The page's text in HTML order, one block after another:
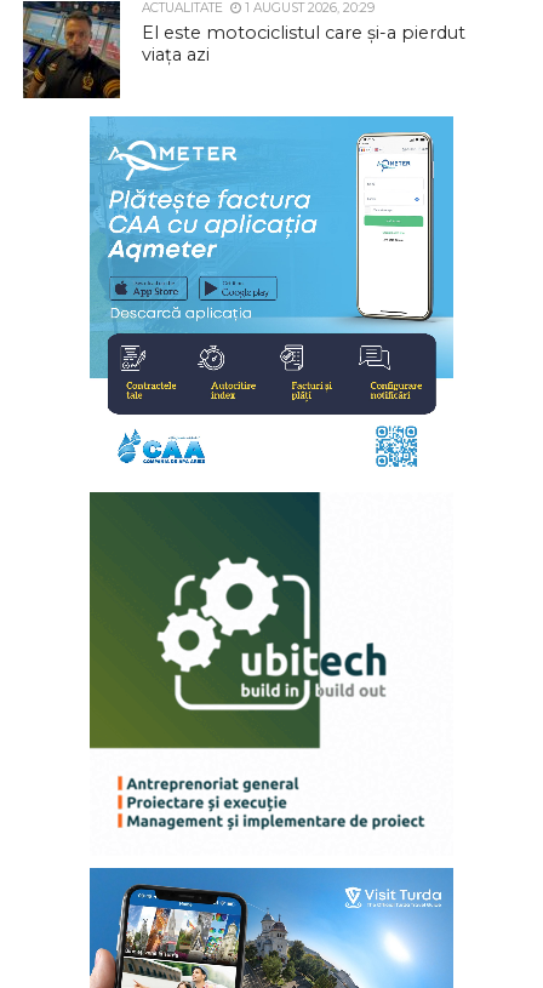
ACTUALITATE 1 AUGUST 2026, 20:29
El este motociclistul care și-a pierdut
viața azi